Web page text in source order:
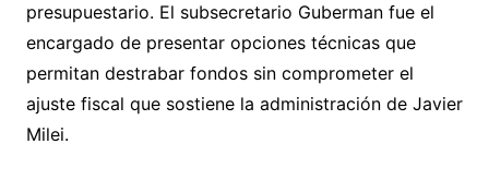
presupuestario. El subsecretario Guberman fue el
encargado de presentar opciones técnicas que
permitan destrabar fondos sin comprometer el
ajuste fiscal que sostiene la administración de Javier
Milei.